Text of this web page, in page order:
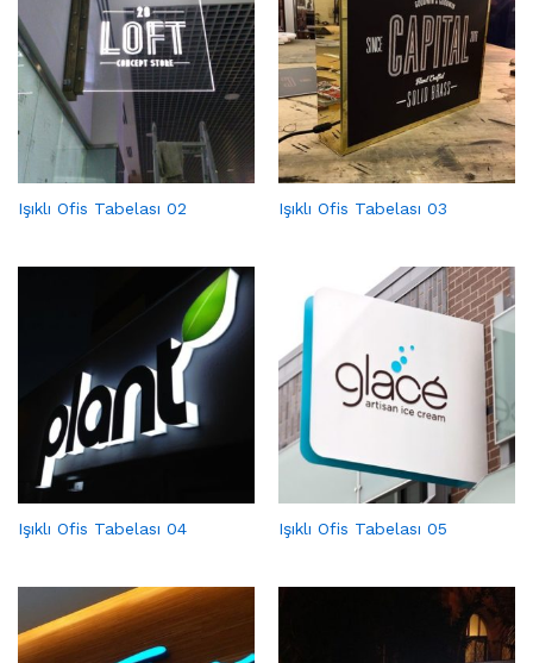
Işıklı Ofis Tabelası 02 Işıklı Ofis Tabelası 03
Işıklı Ofis Tabelası 04 Işıklı Ofis Tabelası 05